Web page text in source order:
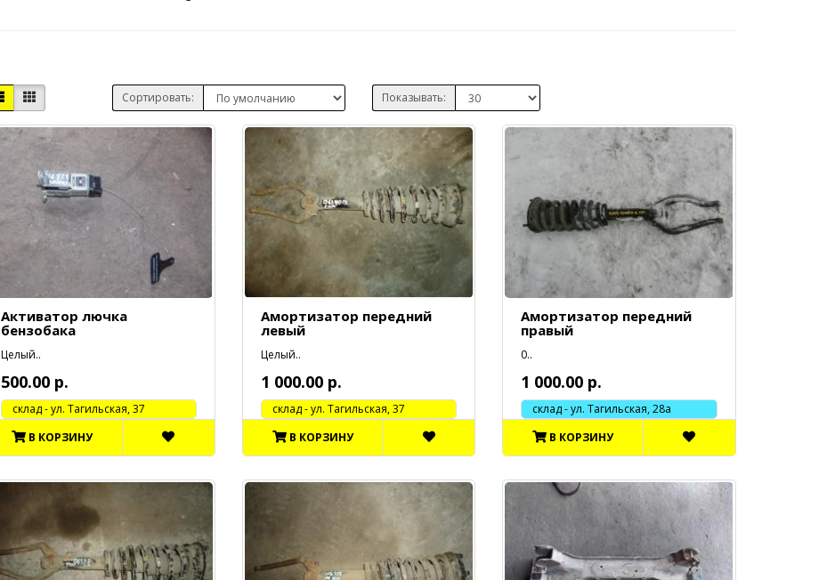
Сортировать: Показывать:
Активатор лючка
бензобака
Целый..
500.00 р.
cклад - ул. Тагильская, 37
В КОРЗИНУ
Амортизатор передний
левый
Целый..
1 000.00 р.
cклад - ул. Тагильская, 37
В КОРЗИНУ
Амортизатор передний
правый
0..
1 000.00 р.
склад - ул. Тагильская, 28а
В КОРЗИНУ